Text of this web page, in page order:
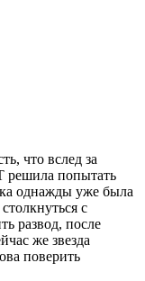
что вслед за
решила попытать
однажды уже была
с
развод, после
же звезда
поверить